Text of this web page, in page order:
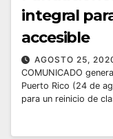
integral
accesible
AGOSTO 25,
COMUNICADO
Puerto Rico (24 de
para un reinicio de